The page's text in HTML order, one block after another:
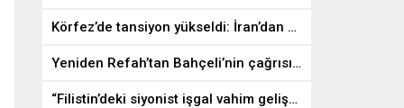
Körfez’de tansiyon yükseldi: İran’dan ABD üslerine misilleme
Yeniden Refah’tan Bahçeli’nin çağrısına destek
“Filistin’deki siyonist işgal vahim gelişmelere gebe”